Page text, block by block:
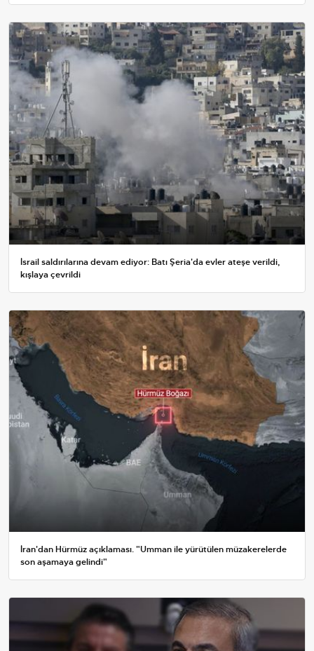
İsrail saldırılarına devam ediyor: Batı Şeria'da evler ateşe verildi,
kışlaya çevrildi
İran'dan Hürmüz açıklaması. "Umman ile yürütülen müzakerelerde
son aşamaya gelindi"